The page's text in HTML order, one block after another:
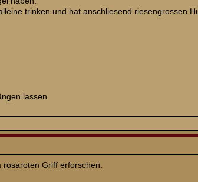
trinken und hat anschliesend riesengrossen
lassen
rosaroten Griff erforschen.